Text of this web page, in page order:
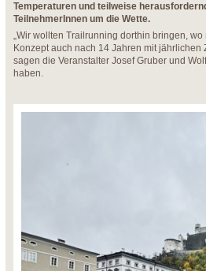
Temperaturen und teilweise
TeilnehmerInnen um die Wette.
„Wir wollten Trailrunning dorthin bringen,
Konzept auch nach 14 Jahren mit jährlichen
sagen die Veranstalter Josef Gruber und
haben.